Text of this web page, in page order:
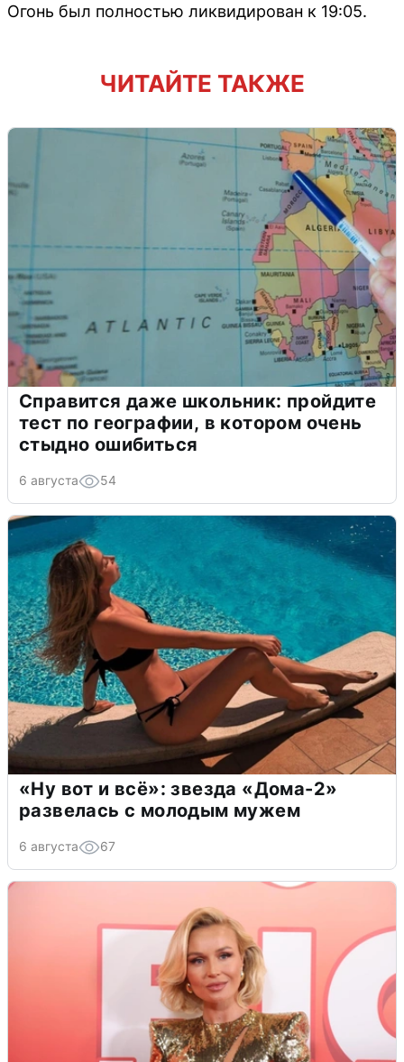
Огонь был полностью ликвидирован к 19:05.
ЧИТАЙТЕ ТАКЖЕ
Справится даже школьник: пройдите
тест по географии, в котором очень
стыдно ошибиться
6 августа 54
«Ну вот и всё»: звезда «Дома-2»
развелась с молодым мужем
6 августа 67